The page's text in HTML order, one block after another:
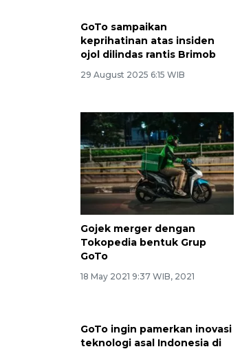
GoTo sampaikan
keprihatinan atas insiden
ojol dilindas rantis Brimob
29 August 2025 6:15 WIB
Gojek merger dengan
Tokopedia bentuk Grup
GoTo
18 May 2021 9:37 WIB, 2021